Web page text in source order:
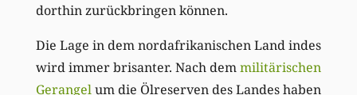
dorthin zurückbringen können.
Die Lage in dem nordafrikanischen Land indes
wird immer brisanter. Nach demmilitärischen
Gerangelum die Ölreserven des Landes haben